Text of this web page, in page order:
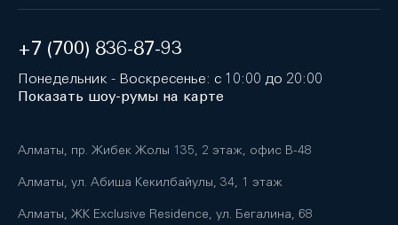
+7 (700) 836-87-93
Понедельник - Воскресенье: с 10:00 до 20:00
Показать шоу-румы на карте
Алматы, пр. Жибек Жолы 135, 2 этаж, офис B-48
Алматы, ул. Абиша Кекилбайулы, 34, 1 этаж
Алматы, ЖК Exclusive Residence, ул. Бегалина, 68